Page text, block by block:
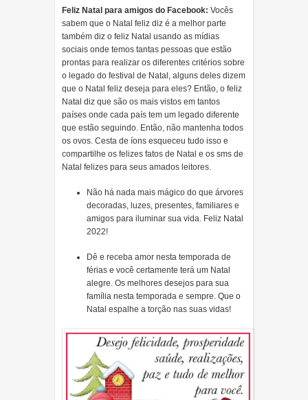
Feliz Natal para amigos do Facebook: Vocês
sabem que o Natal feliz diz é a melhor parte
também diz o feliz Natal usando as mídias
sociais onde temos tantas pessoas que estão
prontas para realizar os diferentes critérios sobre
o legado do festival de Natal, alguns deles dizem
que o Natal feliz deseja para eles? Então, o feliz
Natal diz que são os mais vistos em tantos
países onde cada país tem um legado diferente
que estão seguindo. Então, não mantenha todos
os ovos. Cesta de íons esqueceu tudo isso e
compartilhe os felizes fatos de Natal e os sms de
Natal felizes para seus amados leitores.
Não há nada mais mágico do que árvores
decoradas, luzes, presentes, familiares e
amigos para iluminar sua vida. Feliz Natal
2022!
Dê e receba amor nesta temporada de
férias e você certamente terá um Natal
alegre. Os melhores desejos para sua
família nesta temporada e sempre. Que o
Natal espalhe a torção nas suas vidas!